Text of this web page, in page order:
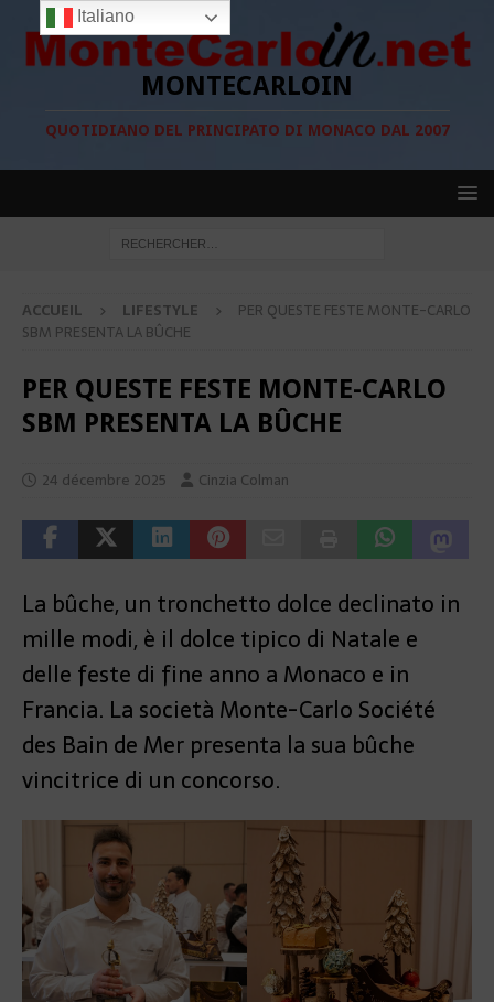
MONTECARLOIN
QUOTIDIANO DEL PRINCIPATO DI MONACO DAL 2007
ACCUEIL LIFESTYLE
PER QUESTE FESTE MONTE-CARLO
SBM PRESENTA LA BÛCHE
PER QUESTE FESTE MONTE-CARLO
SBM PRESENTA LA BÛCHE
24 décembre 2025 Cinzia Colman
La bûche, un tronchetto dolce declinato in
mille modi, è il dolce tipico di Natale e
delle feste di fine anno a Monaco e in
Francia. La società Monte-Carlo Société
des Bain de Mer presenta la sua bûche
vincitrice di un concorso.
Italiano